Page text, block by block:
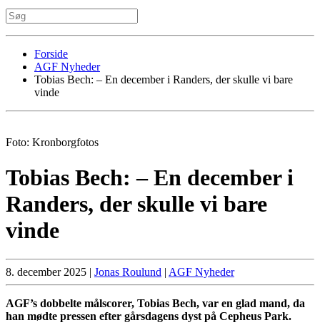
Forside
AGF Nyheder
Tobias Bech: – En december i Randers, der skulle vi bare
vinde
Foto: Kronborgfotos
Tobias Bech: – En december i
Randers, der skulle vi bare
vinde
8. december 2025 | Jonas Roulund | AGF Nyheder
AGF’s dobbelte målscorer, Tobias Bech, var en glad mand, da
han mødte pressen efter gårsdagens dyst på Cepheus Park.